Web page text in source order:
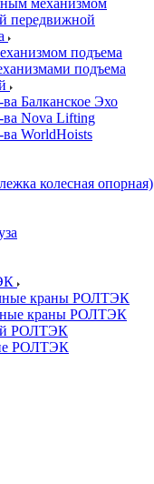
механизмом
передвижной
подъема
подъема
Балканское Эхо
ва Nova Lifting
WorldHoists
колесная опорная)
краны РОЛТЭК
краны РОЛТЭК
РОЛТЭК
РОЛТЭК